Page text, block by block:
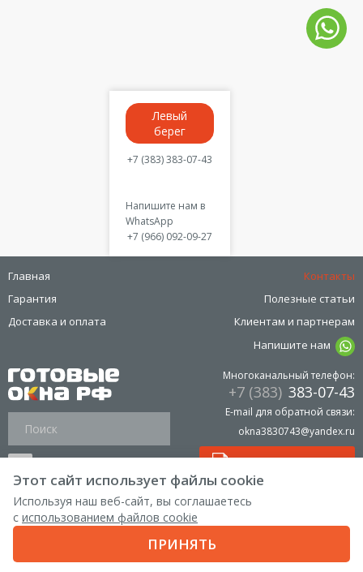
Левый
берег
+7 (383) 383-07-43
Напишите нам в
WhatsApp
+7 (966) 092-09-27
Главная
Гарантия
Доставка и оплата
Контакты
Полезные статьи
Клиентам и партнерам
Напишите нам
Многоканальный телефон:
+7 (383) 383-07-43
E-mail для обратной связи:
okna3830743@yandex.ru
Прайс лист на окна
Политика обработки персональных данных
Этот сайт использует файлы cookie
Используя наш веб-сайт, вы соглашаетесь
с использованием файлов cookie
ПРИНЯТЬ